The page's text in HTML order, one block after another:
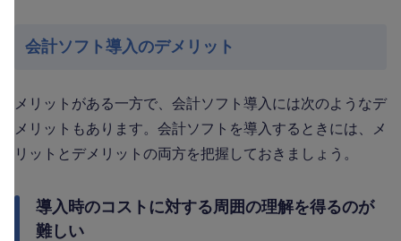
会計ソフト導入のデメリット
メリットがある一方で、会計ソフト導入には次のようなデ
メリットもあります。会計ソフトを導入するときには、メ
リットとデメリットの両方を把握しておきましょう。
導入時のコストに対する周囲の理解を得るのが
難しい